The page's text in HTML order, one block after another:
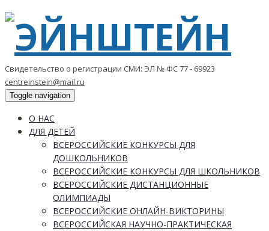
Свидетельство о регистрации СМИ: ЭЛ № ФС 77 - 69923
centreinstein@mail.ru
Toggle navigation
О НАС
ДЛЯ ДЕТЕЙ
ВСЕРОССИЙСКИЕ КОНКУРСЫ ДЛЯ
ДОШКОЛЬНИКОВ
ВСЕРОССИЙСКИЕ КОНКУРСЫ ДЛЯ ШКОЛЬНИКОВ
ВСЕРОССИЙСКИЕ ДИСТАНЦИОННЫЕ
ОЛИМПИАДЫ
ВСЕРОССИЙСКИЕ ОНЛАЙН-ВИКТОРИНЫ
ВСЕРОССИЙСКАЯ НАУЧНО-ПРАКТИЧЕСКАЯ